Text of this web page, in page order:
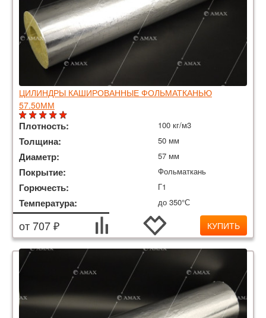
ЦИЛИНДРЫ КАШИРОВАННЫЕ ФОЛЬМАТКАНЬЮ
57.50ММ
Плотность: 100 кг/м3
Толщина: 50 мм
Диаметр: 57 мм
Покрытие: Фольматкань
Горючесть: Г1
Температура: до 350°С
от 707 ₽ КУПИТЬ